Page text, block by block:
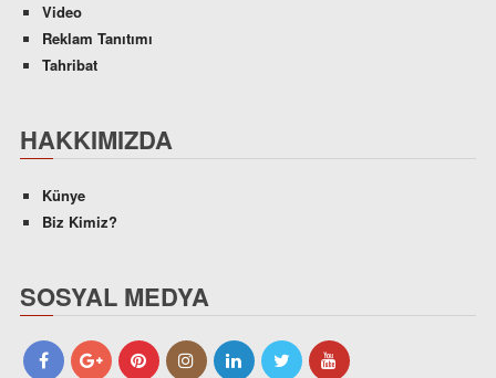
Video
Reklam Tanıtımı
Tahribat
HAKKIMIZDA
Künye
Biz Kimiz?
SOSYAL MEDYA